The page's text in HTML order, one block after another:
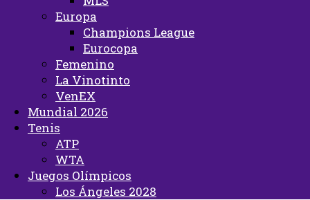
Europa
Champions League
Eurocopa
Femenino
La Vinotinto
VenEX
Mundial 2026
Tenis
ATP
WTA
Juegos Olímpicos
Los Ángeles 2028